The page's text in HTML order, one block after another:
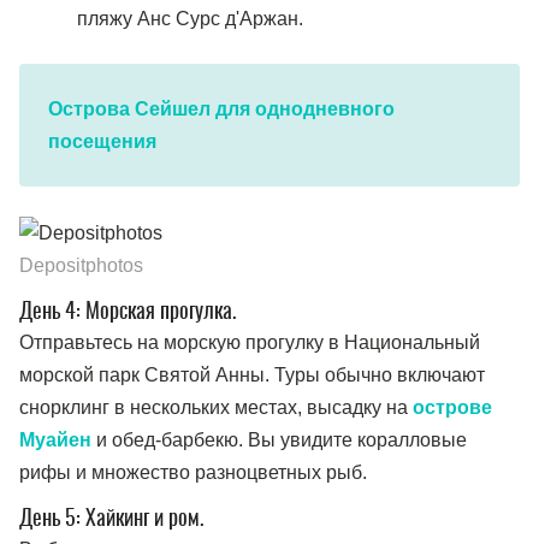
пляжу Анс Сурс д'Аржан.
Острова Сейшел для однодневного
посещения
Depositphotos
День 4: Морская прогулка.
Отправьтесь на морскую прогулку в Национальный
морской парк Святой Анны. Туры обычно включают
снорклинг в нескольких местах, высадку на острове
Муайен и обед-барбекю. Вы увидите коралловые
рифы и множество разноцветных рыб.
День 5: Хайкинг и ром.